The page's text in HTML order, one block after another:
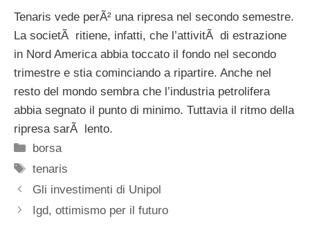
Tenaris vede perÃ² una ripresa nel secondo semestre.
La societÃ ritiene, infatti, che l’attivitÃ di estrazione
in Nord America abbia toccato il fondo nel secondo
trimestre e stia cominciando a ripartire. Anche nel
resto del mondo sembra che l’industria petrolifera
abbia segnato il punto di minimo. Tuttavia il ritmo della
ripresa sarÃ lento.
Categorie
borsa
Tag
tenaris
Gli investimenti di Unipol
Igd, ottimismo per il futuro